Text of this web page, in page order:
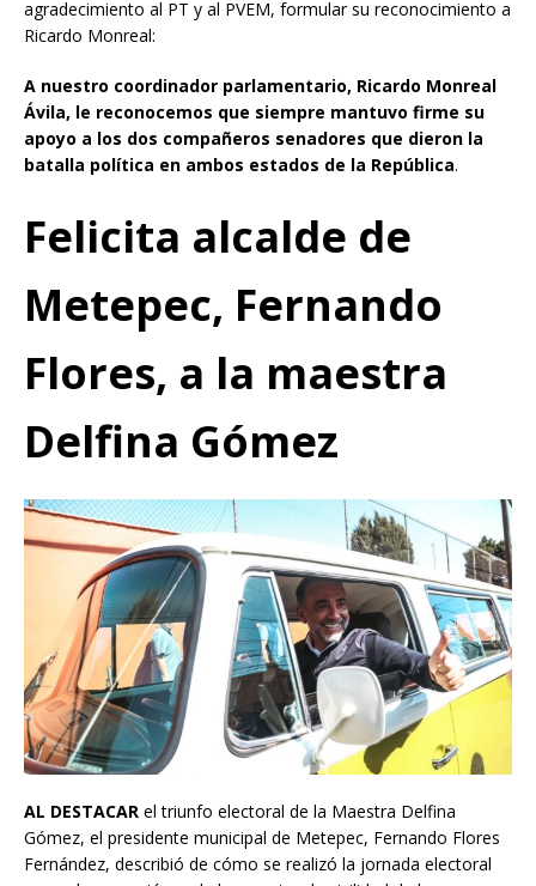
agradecimiento al PT y al PVEM, formular su reconocimiento a
Ricardo Monreal:
A nuestro coordinador parlamentario, Ricardo Monreal
Ávila, le reconocemos que siempre mantuvo firme su
apoyo a los dos compañeros senadores que dieron la
batalla política en ambos estados de la República.
Felicita alcalde de
Metepec, Fernando
Flores, a la maestra
Delfina Gómez
AL DESTACAR el triunfo electoral de la Maestra Delfina
Gómez, el presidente municipal de Metepec, Fernando Flores
Fernández, describió de cómo se realizó la jornada electoral